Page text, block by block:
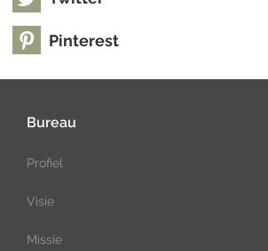
Pinterest
Bureau
Profiel
Visie
Missie